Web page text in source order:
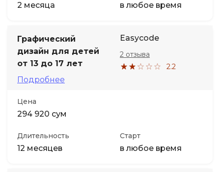
2 месяца в любое время
Графический
дизайн для детей
от 13 до 17 лет
Подробнее
Easycode
2.2
2 отзыва
Цена
294 920 сум
Длительность
12 месяцев
Старт
в любое время